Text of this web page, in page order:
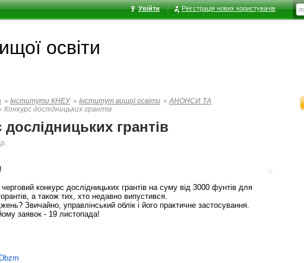
Увійти Реєстрація нових користувачів
освіти
» Інститути КНЕУ » Інститут вищої освіти » АНОНСИ ТА
Конкурс дослідницьких грантів
дослідницьких грантів
конкурс дослідницьких грантів на суму від 3000 фунтів для
а також тих, хто недавно випустився.
Звичайно, управлінський облік і його практичне застосування.
заявок - 19 листопада!